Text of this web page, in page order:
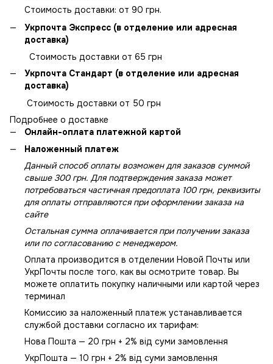
Стоимость доставки: от 90 грн.
Укрпочта Экспресс (в отделение или адресная
доставка)
Стоимость доставки от 65 грн
Укрпочта Стандарт (в отделение или адресная
доставка)
Стоимость доставки от 50 грн
Подробнее о доставке
Онлайн-оплата платежной картой
Наложенный платеж
Данный способ оплаты возможен для заказов суммой
свыше 300 грн. Для подтверждения заказа может
потребоваться частичная предоплата 100 грн, реквизиты
для оплаты отправляются при оформлении заказа на
сайте
Остальная сумма оплачивается при получении заказа
или по согласованию с менеджером.
Оплата производится в отделении Новой Почты или
УкрПочты после того, как вы осмотрите товар. Вы
можете оплатить покупку наличными или картой через
терминал
Комиссию за наложенный платеж устанавливается
службой доставки согласно их тарифам:
Нова Пошта — 20 грн + 2% від суми замовлення
УкрПошта — 10 грн + 2% від суми замовлення